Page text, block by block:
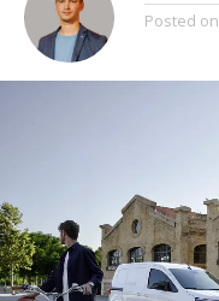
Posted on